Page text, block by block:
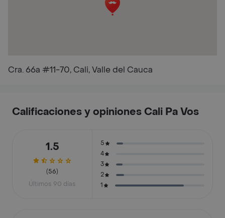
Cra. 66a #11-70, Cali, Valle del Cauca
Calificaciones y opiniones Cali Pa Vos
1.5
(56)
Últimos 90 días
5
4
3
2
1